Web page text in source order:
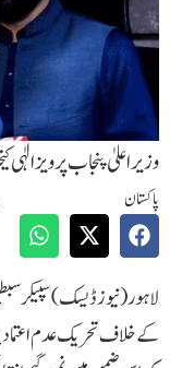
وزیر اعلیٰ پنجاب پرویز
پاکستان
لاہور(نیوز ڈیسک ) سپیکر
کے خلاف تحریک عدم